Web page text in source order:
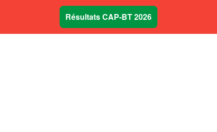
Résultats CAP-BT 2026